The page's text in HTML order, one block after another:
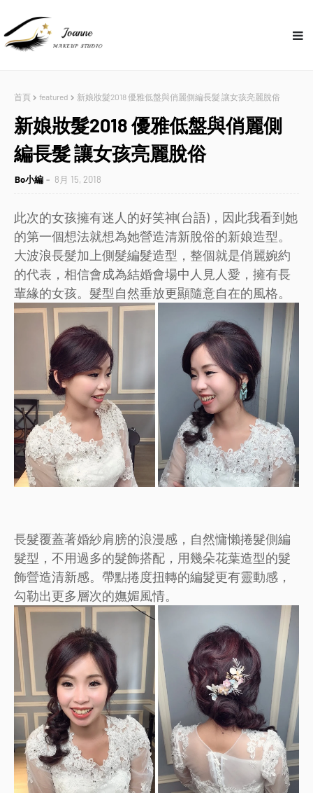
首頁 featured 新娘妝髮2018 優雅低盤與俏麗側編長髮 讓女孩亮麗脫俗
新娘妝髮2018 優雅低盤與俏麗側
編長髮 讓女孩亮麗脫俗
Bo小編 8月 15, 2018
此次的女孩擁有迷人的好笑神(台語)，因此我看到她
的第一個想法就想為她營造清新脫俗的新娘造型。
大波浪長髮加上側髮編髮造型，整個就是俏麗婉約
的代表，相信會成為結婚會場中人見人愛，擁有長
輩緣的女孩。髮型自然垂放更顯隨意自在的風格。
長髮覆蓋著婚紗肩膀的浪漫感，自然慵懶捲髮側編
髮型，不用過多的髮飾搭配，用幾朵花葉造型的髮
飾營造清新感。帶點捲度扭轉的編髮更有靈動感，
勾勒出更多層次的嫵媚風情。